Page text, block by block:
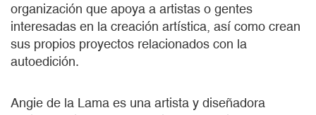
organización que apoya a artistas o gentes
interesadas en la creación artística, así como crean
sus propios proyectos relacionados con la
autoedición.
Angie de la Lama es una artista y diseñadora